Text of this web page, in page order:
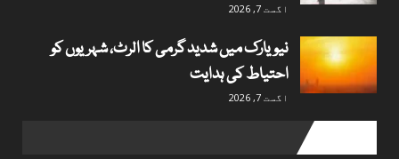
اگست 7, 2026
نیویارک میں شدید گرمی کا الرٹ، شہریوں کو
احتیاط کی ہدایت
اگست 7, 2026